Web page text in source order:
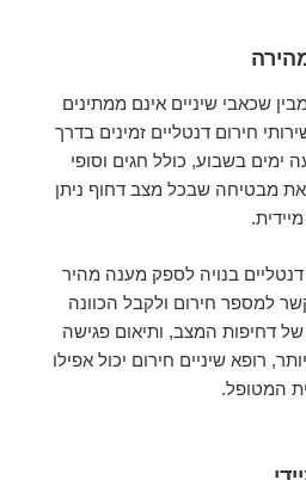
שכאבי שיניים אינם ממתינים
חירום דנטליים זמינים בדרך
ימים בשבוע, כולל חגים וסופי
מבטיחה שבכל מצב דחוף ניתן
בנויה לספק מענה מהיר
למספר חירום ולקבל הכוונה
דחיפות המצב, ותיאום פגישה
רופא שיניים חירום יכול אפילו
המטופל.